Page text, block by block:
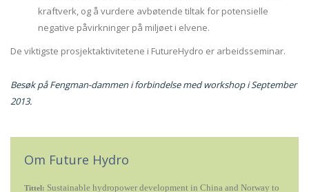
kraftverk, og å vurdere avbøtende tiltak for potensielle
negative påvirkninger på miljøet i elvene.
De viktigste prosjektaktivitetene i FutureHydro er arbeidsseminar.
Besøk på Fengman-dammen i forbindelse med workshop i September
2013.
Om Future Hydro
Tittel: Sustainable hydropower development in China and Norway to